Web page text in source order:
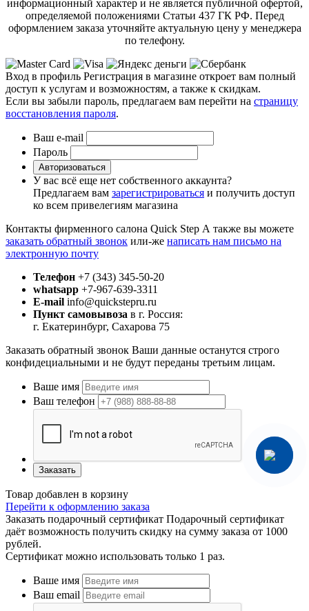
информационный характер и не является публичной офертой,
определяемой положениями Статьи 437 ГК РФ. Перед
оформлением заказа уточняйте актуальную цену у менеджера
по телефону.
Вход в профиль Регистрация в магазине откроет вам полный
доступ к услугам и возможностям, а также к скидкам.
Если вы забыли пароль, предлагаем вам перейти на страницу
восстановления пароля.
Ваш e-mail
Пароль
Авторизоваться
У вас всё еще нет собственного аккаунта?
Предлагаем вам зарегистрироваться и получить доступ
ко всем привелегиям магазина
Контакты фирменного салона Quick Step А также вы можете
заказать обратный звонок или-же написать нам письмо на
электронную почту
Телефон +7 (343) 345-50-20
whatsapp +7-967-639-3311
E-mail info@quickstepru.ru
Пункт самовывоза в г. Россия:
г. Екатеринбург, Сахарова 75
Заказать обратный звонок Ваши данные останутся строго
конфидециальными и не будут переданы третьим лицам.
Ваше имя
Ваш телефон
Заказать
Товар добавлен в корзину
Перейти к оформлению заказа
Заказать подарочный сертификат Подарочный сертификат
даёт возможность получить скидку на сумму заказа от 1000
рублей.
Сертификат можно использовать только 1 раз.
Ваше имя
Ваш email